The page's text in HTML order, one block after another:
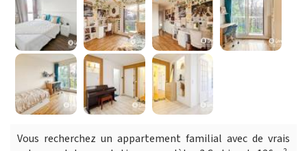
Vous recherchez un appartement familial avec de vrais